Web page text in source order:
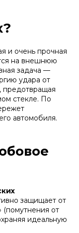
и очень прочная
на внешнюю
задача —
удара от
предотвращая
стекле. По
автомобиля.
защищает от
(помутнения от
идеальную